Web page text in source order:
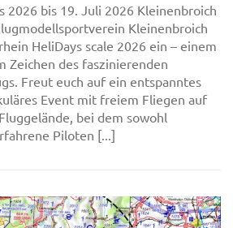
2026 bis 19. Juli 2026 Kleinenbroich
Kleinenbroich
HeliDays scale 2026 ein – einem
Zeichen des faszinierenden
Freut euch auf ein entspanntes
Event mit freiem Fliegen auf
bei dem sowohl
Piloten [...]